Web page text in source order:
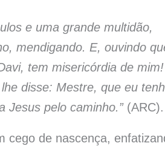
e uma grande multidão,
mendigando. E, ouvindo
tem misericórdia de mim!
disse: Mestre, que eu
Jesus pelo caminho.”(ARC).
cego de nascença,